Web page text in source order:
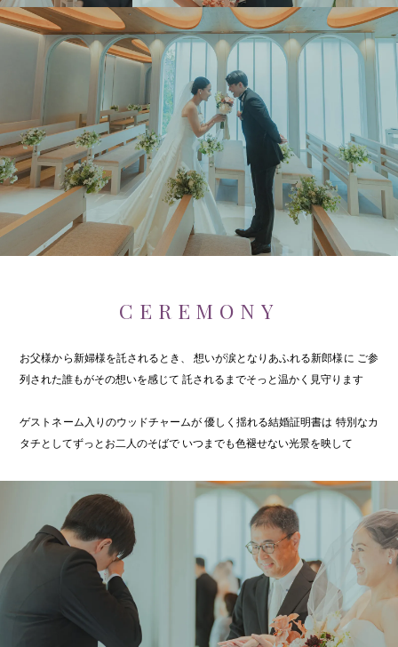
CEREMONY
お父様から新婦様を託されるとき、 想いが涙となりあふれる新郎様に ご参
列された誰もがその想いを感じて 託されるまでそっと温かく見守ります
ゲストネーム入りのウッドチャームが 優しく揺れる結婚証明書は 特別なカ
タチとしてずっとお二人のそばで いつまでも色褪せない光景を映して